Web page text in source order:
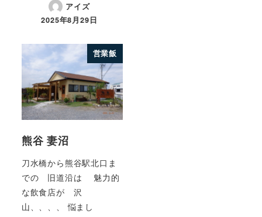
アイズ
2025年8月29日
営業飯
熊谷 妻沼
刀水橋から熊谷駅北口ま
での 旧道沿は 魅力的
な飲食店が 沢
山、、、、 悩まし